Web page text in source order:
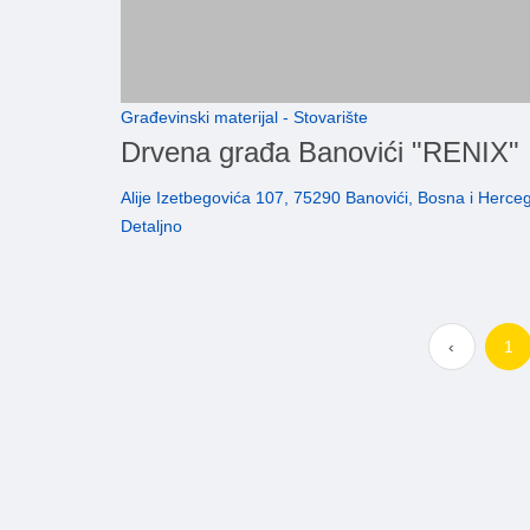
Građevinski materijal - Stovarište
Drvena građa Banovići "RENIX"
Alije Izetbegovića 107, 75290 Banovići, Bosna i
Detaljno
‹ 1